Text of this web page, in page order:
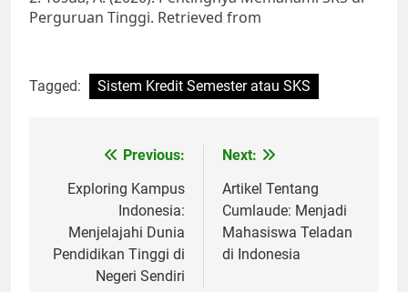
Perguruan Tinggi. Retrieved from
Tagged: Sistem Kredit Semester atau SKS
navigation
Previous:
Exploring Kampus
Indonesia:
Menjelajahi Dunia
Pendidikan Tinggi di
Negeri Sendiri
Next:
Artikel Tentang
Cumlaude: Menjadi
Mahasiswa Teladan
di Indonesia